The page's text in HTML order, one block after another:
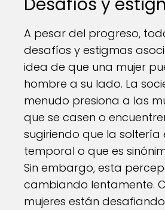
Desafíos y
A pesar del progreso,
desafíos y estigmas
idea de que una mujer
hombre a su lado. La
menudo presiona a las
que se casen o
sugiriendo que la soltería
temporal o que es
Sin embargo, esta
cambiando lentamente.
mujeres están